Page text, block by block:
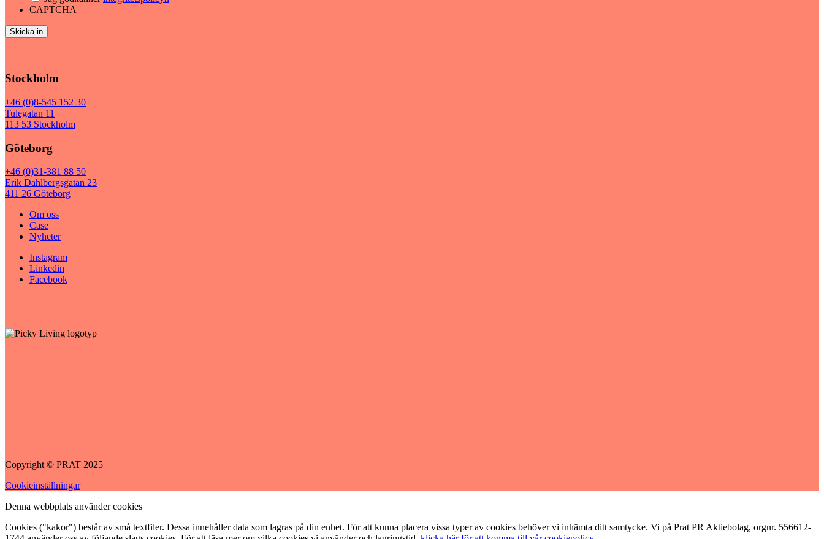
CAPTCHA
Stockholm
+46 (0)8-545 152 30
Tulegatan 11
113 53 Stockholm
Göteborg
+46 (0)31-381 88 50
Erik Dahlbergsgatan 23
411 26 Göteborg
Om oss
Case
Nyheter
Instagram
Linkedin
Facebook
Copyright © PRAT 2025
Cookieinställningar
Denna webbplats använder cookies
Cookies ("kakor") består av små textfiler. Dessa innehåller data som lagras på din enhet. För att kunna placera vissa typer av cookies behöver vi inhämta ditt samtycke. Vi på Prat PR Aktiebolag, orgnr. 556612-